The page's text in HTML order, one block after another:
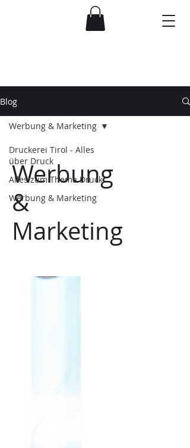
Blog
Druckerei Tirol - Alles
über Druck
Alles zum Thema Druck
Werbung & Marketing
Werbung & Marketing
Werbung
&
Marketing